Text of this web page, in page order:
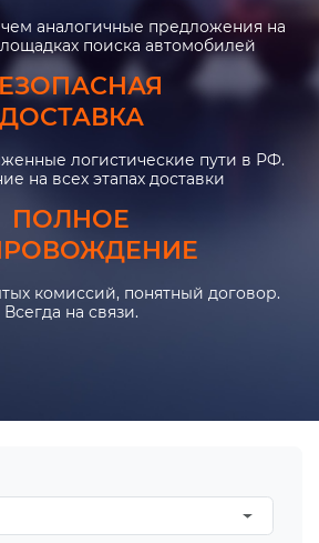
аналогичные предложения на
поиска автомобилей
ДОСТАВКА
логистические пути в РФ.
на всех этапах доставки
ПОЛНОЕ
комиссий, понятный договор.
Всегда на связи.